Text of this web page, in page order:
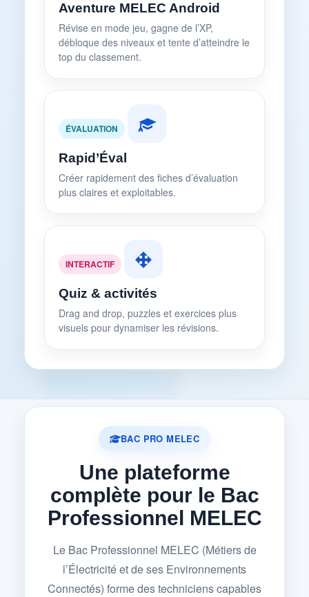
Aventure MELEC Android
Révise en mode jeu, gagne de l’XP,
débloque des niveaux et tente d’atteindre le
top du classement.
ÉVALUATION
Rapid’Éval
Créer rapidement des fiches d’évaluation
plus claires et exploitables.
INTERACTIF
Quiz & activités
Drag and drop, puzzles et exercices plus
visuels pour dynamiser les révisions.
BAC PRO MELEC
Une plateforme
complète pour le Bac
Professionnel MELEC
Le Bac Professionnel MELEC (Métiers de
l’Électricité et de ses Environnements
Connectés) forme des techniciens capables